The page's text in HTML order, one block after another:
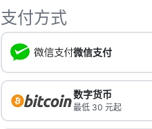
支付方式
微信支付
数字货币
最低 30 元起